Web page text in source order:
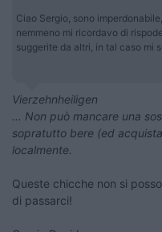
Ciao Sergio, sono
nemmeno mi ricordavo di
suggerite da altri, in tal caso mi
Vierzehnheiligen
... Non può mancare una
sopratutto bere (ed
localmente.
Queste chicche non si
di passarci!